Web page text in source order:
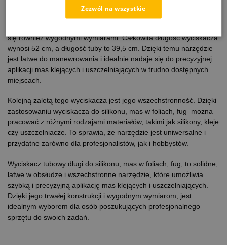
długotrwałego użytkowania.
się również wygodnymi wymiarami. Całkowita długość wyciskacza
wynosi 52 cm, a długość tuby to 39,5 cm. Dzięki temu narzędzie
jest łatwe do manewrowania i idealnie nadaje się do precyzyjnej
aplikacji mas klejących i uszczelniających w trudno dostępnych
miejscach.
Kolejną zaletą tego wyciskacza jest jego wszechstronność. Dzięki
zastosowaniu wyciskacza do silikonu, mas w foliach, fug można
pracować z różnymi rodzajami materiałów, takimi jak silikony, kleje
czy uszczelniacze. To sprawia, że narzędzie jest uniwersalne i
przydatne zarówno dla profesjonalistów, jak i hobbystów.
Wyciskacz tubowy długi do silikonu, mas w foliach, fug, to solidne,
łatwe w obsłudze i wszechstronne narzędzie, które umożliwia
szybką i precyzyjną aplikację mas klejących i uszczelniających.
Dzięki jego trwałej konstrukcji i wygodnym wymiarom, jest
idealnym wyborem dla osób poszukujących profesjonalnego
sprzętu do swoich zadań.
Zezwól na wszystkie